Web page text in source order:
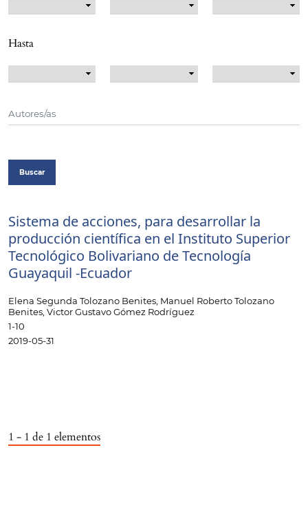
Hasta
Buscar
Sistema de acciones, para desarrollar la
producción científica en el Instituto Superior
Tecnológico Bolivariano de Tecnología
Guayaquil -Ecuador
Elena Segunda Tolozano Benites, Manuel Roberto Tolozano
Benites, Victor Gustavo Gómez Rodríguez
1-10
2019-05-31
1 - 1 de 1 elementos